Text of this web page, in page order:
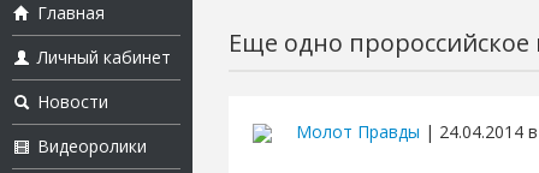
Главная
Личный кабинет
Новости
Видеоролики
Еще одно пророссийское
Молот Правды | 24.04.2014